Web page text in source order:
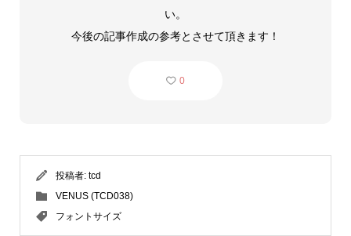
い。
今後の記事作成の参考とさせて頂きます！
0
投稿者: tcd
VENUS (TCD038)
フォントサイズ